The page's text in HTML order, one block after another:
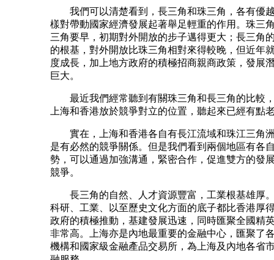
我們可以清楚看到，長三角和珠三角，各有優
樣對帶動國家經濟發展起著舉足輕重的作用。珠三
三角要早，初期對外開放的步子邁得更大；長三角
的根基，對外開放比珠三角相對來得較晚，但近年
度成長，加上地方政府的積極招商親商政策，發展
巨大。
最近我們經常聽到有關珠三角和長三角的比較
上海和香港放於競爭對立的位置，聽起來已經有點
實在，上海和香港各自有長江流域和珠江三角
是有必然的競爭關係。但是我們看到兩個地區有各
勢，可以通過加強溝通，緊密合作，促進雙方的發
競爭。
長三角的自然、人才資源豐富，工業根基雄厚
科研、工業、以至歷史文化方面的底子都比香港厚
政府的積極推動，基建發展迅速，同時匯聚全國精
非常高。上海亦是內地最重要的金融中心，匯聚了
機構和國家級金融產品交易所，為上海及內地各省